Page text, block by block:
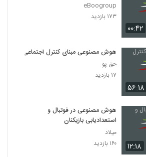
۰۰:۴۲
eBoogroup
۱۷۳ بازدید
۵۶:۱۸
هوش مصنوعی مبنای کنترل‌ اجتماعی
حق پو
۱۷ بازدید
۱۲:۱۸
هوش مصنوعی در فوتبال و
استعدادیابی بازیکنان
میلاد
۱۶۰ بازدید